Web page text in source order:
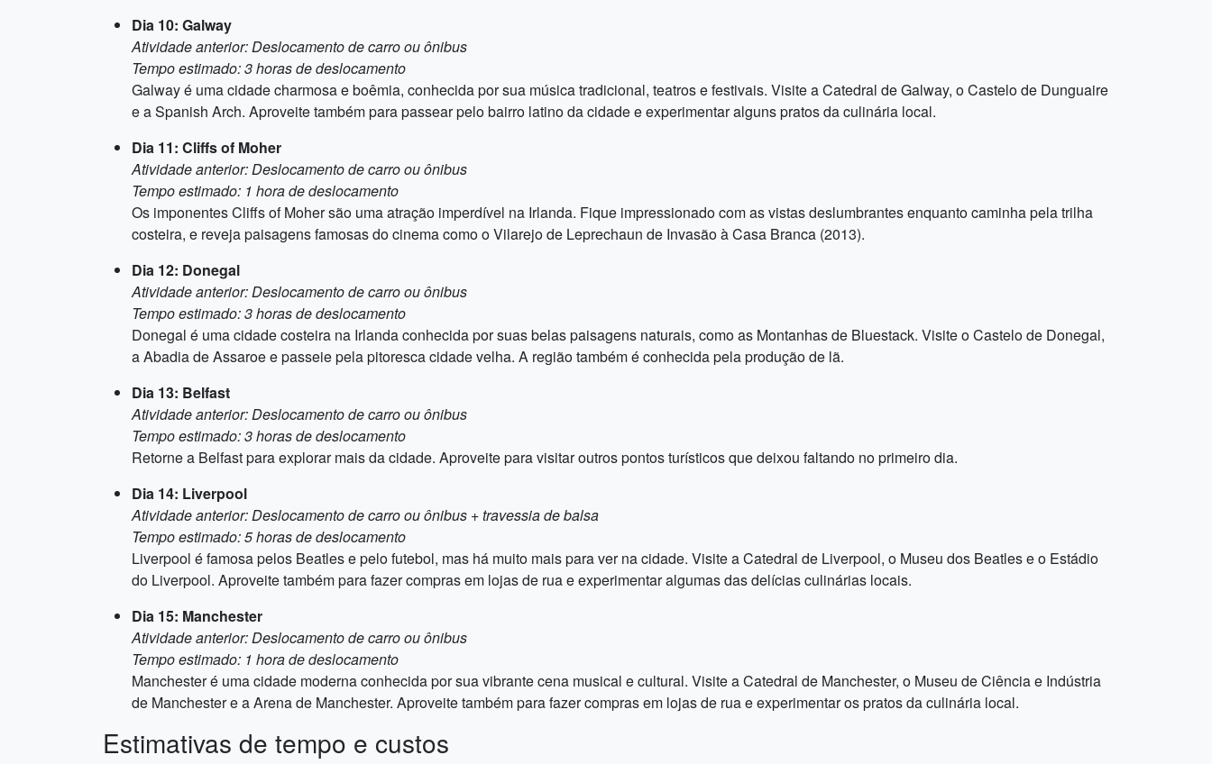
Dia 10: Galway
Atividade anterior: Deslocamento de carro ou ônibus
Tempo estimado: 3 horas de deslocamento
Galway é uma cidade charmosa e boêmia, conhecida por sua música tradicional, teatros e festivais. Visite a Catedral de Galway, o Castelo de Dunguaire
e a Spanish Arch. Aproveite também para passear pelo bairro latino da cidade e experimentar alguns pratos da culinária local.
Dia 11: Cliffs of Moher
Atividade anterior: Deslocamento de carro ou ônibus
Tempo estimado: 1 hora de deslocamento
Os imponentes Cliffs of Moher são uma atração imperdível na Irlanda. Fique impressionado com as vistas deslumbrantes enquanto caminha pela trilha
costeira, e reveja paisagens famosas do cinema como o Vilarejo de Leprechaun de Invasão à Casa Branca (2013).
Dia 12: Donegal
Atividade anterior: Deslocamento de carro ou ônibus
Tempo estimado: 3 horas de deslocamento
Donegal é uma cidade costeira na Irlanda conhecida por suas belas paisagens naturais, como as Montanhas de Bluestack. Visite o Castelo de Donegal,
a Abadia de Assaroe e passeie pela pitoresca cidade velha. A região também é conhecida pela produção de lã.
Dia 13: Belfast
Atividade anterior: Deslocamento de carro ou ônibus
Tempo estimado: 3 horas de deslocamento
Retorne a Belfast para explorar mais da cidade. Aproveite para visitar outros pontos turísticos que deixou faltando no primeiro dia.
Dia 14: Liverpool
Atividade anterior: Deslocamento de carro ou ônibus + travessia de balsa
Tempo estimado: 5 horas de deslocamento
Liverpool é famosa pelos Beatles e pelo futebol, mas há muito mais para ver na cidade. Visite a Catedral de Liverpool, o Museu dos Beatles e o Estádio
do Liverpool. Aproveite também para fazer compras em lojas de rua e experimentar algumas das delícias culinárias locais.
Dia 15: Manchester
Atividade anterior: Deslocamento de carro ou ônibus
Tempo estimado: 1 hora de deslocamento
Manchester é uma cidade moderna conhecida por sua vibrante cena musical e cultural. Visite a Catedral de Manchester, o Museu de Ciência e Indústria
de Manchester e a Arena de Manchester. Aproveite também para fazer compras em lojas de rua e experimentar os pratos da culinária local.
Estimativas de tempo e custos